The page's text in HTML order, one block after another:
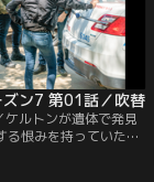
ズン7 第01話／吹替
ケルトンが遺体で発見
る恨みを持っていたボ
いるのではないかと
ハルステッドは、ボ